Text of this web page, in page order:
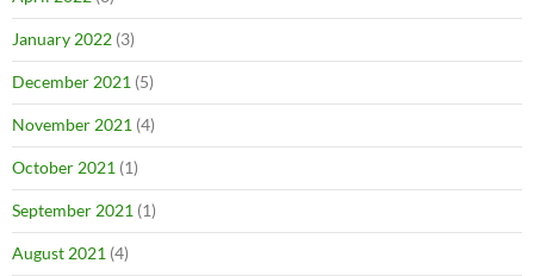
January 2022 (3)
December 2021 (5)
November 2021 (4)
October 2021 (1)
September 2021 (1)
August 2021 (4)